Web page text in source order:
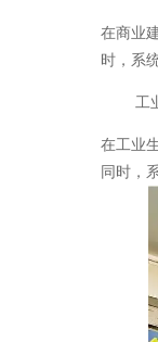
在商业
时，系
工
在工业
同时，